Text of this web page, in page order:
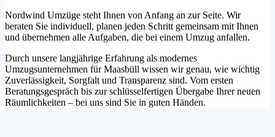
Nordwind Umzüge steht Ihnen von Anfang an zur Seite. Wir
beraten Sie individuell, planen jeden Schritt gemeinsam mit Ihnen
und übernehmen alle Aufgaben, die bei einem Umzug anfallen.
Durch unsere langjährige Erfahrung als modernes
Umzugsunternehmen für Maasbüll wissen wir genau, wie wichtig
Zuverlässigkeit, Sorgfalt und Transparenz sind. Vom ersten
Beratungsgespräch bis zur schlüsselfertigen Übergabe Ihrer neuen
Räumlichkeiten – bei uns sind Sie in guten Händen.